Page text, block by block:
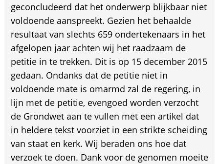
geconcludeerd dat het onderwerp blijkbaar niet
voldoende aanspreekt. Gezien het behaalde
resultaat van slechts 659 ondertekenaars in het
afgelopen jaar achten wij het raadzaam de
petitie in te trekken. Dit is op 15 december 2015
gedaan. Ondanks dat de petitie niet in
voldoende mate is omarmd zal de regering, in
lijn met de petitie, evengoed worden verzocht
de Grondwet aan te vullen met een artikel dat
in heldere tekst voorziet in een strikte scheiding
van staat en kerk. Wij beraden ons hoe dat
verzoek te doen. Dank voor de genomen moeite